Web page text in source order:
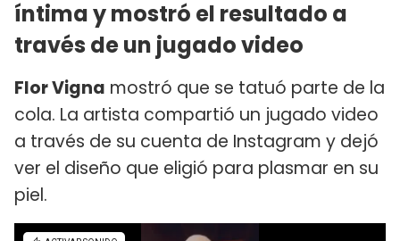
íntima y mostró el resultado a
través de un jugado video
Flor Vigna mostró que se tatuó parte de la
cola. La artista compartió un jugado video
a través de su cuenta de Instagram y dejó
ver el diseño que eligió para plasmar en su
piel.